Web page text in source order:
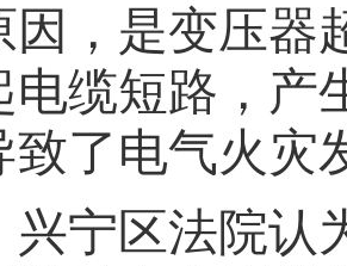
因，是变压器
电缆短路，产
致了电气火灾
兴宁区法院认